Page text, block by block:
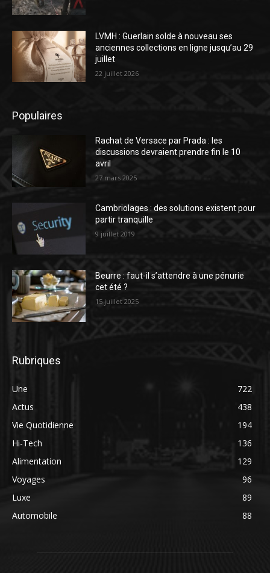
LVMH : Guerlain solde à nouveau ses
anciennes collections en ligne jusqu’au 29
juillet
22 juillet 2026
Populaires
Rachat de Versace par Prada : les
discussions devraient prendre fin le 10
avril
27 mars 2025
Cambriolages : des solutions existent pour
partir tranquille
9 juillet 2019
Beurre : faut-il s’attendre à une pénurie
cet été ?
15 juillet 2025
Rubriques
Une
722
Actus
438
Vie Quotidienne
194
Hi-Tech
136
Alimentation
129
Voyages
96
Luxe
89
Automobile
88